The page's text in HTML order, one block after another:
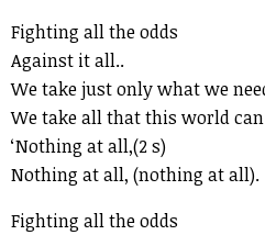
Fighting all the odds
Against it all..
We take just only what we
We take all that this world
‘Nothing at all,(2 s)
Nothing at all, (nothing at all).
Fighting all the odds